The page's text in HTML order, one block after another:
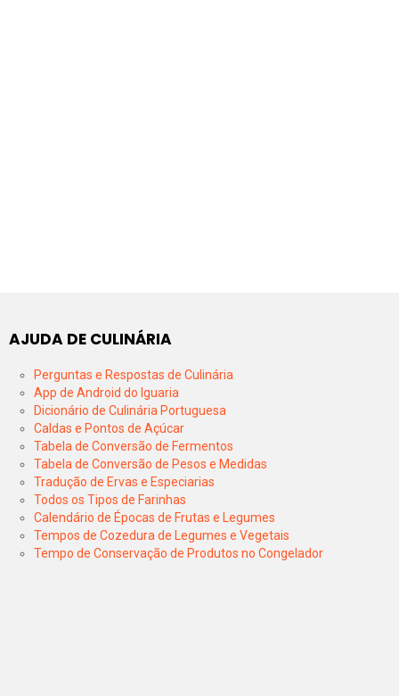
AJUDA DE CULINÁRIA
Perguntas e Respostas de Culinária
App de Android do Iguaria
Dicionário de Culinária Portuguesa
Caldas e Pontos de Açúcar
Tabela de Conversão de Fermentos
Tabela de Conversão de Pesos e Medidas
Tradução de Ervas e Especiarias
Todos os Tipos de Farinhas
Calendário de Épocas de Frutas e Legumes
Tempos de Cozedura de Legumes e Vegetais
Tempo de Conservação de Produtos no Congelador